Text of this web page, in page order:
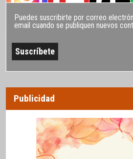
Puedes suscribirte por correo
email cuando se publiquen nuevos
Publicidad